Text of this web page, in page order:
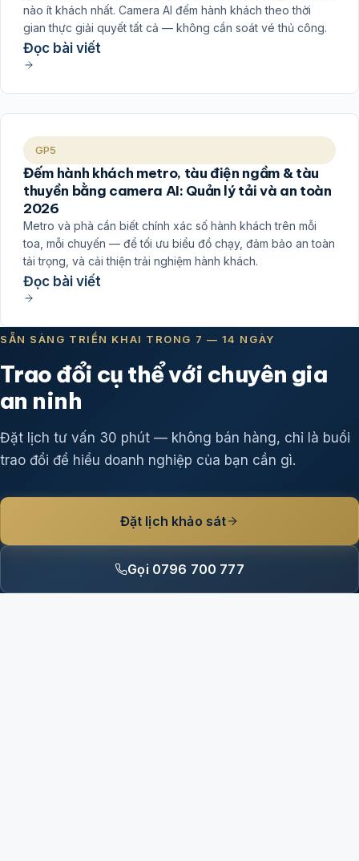
nào ít khách nhất. Camera AI đếm hành khách theo thời
gian thực giải quyết tất cả — không cần soát vé thủ công.
Đọc bài viết
GP5
Đếm hành khách metro, tàu điện ngầm & tàu
thuyền bằng camera AI: Quản lý tải và an toàn
2026
Metro và phà cần biết chính xác số hành khách trên mỗi
toa, mỗi chuyến — để tối ưu biểu đồ chạy, đảm bảo an toàn
tải trọng, và cải thiện trải nghiệm hành khách.
Đọc bài viết
SẴN SÀNG TRIỂN KHAI TRONG 7 — 14 NGÀY
Trao đổi cụ thể với chuyên gia
an ninh
Đặt lịch tư vấn 30 phút — không bán hàng, chỉ là buổi
trao đổi để hiểu doanh nghiệp của bạn cần gì.
Đặt lịch khảo sát
Gọi 0796 700 777